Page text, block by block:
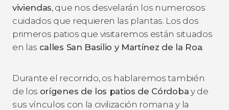
viviendas, que nos desvelarán los numerosos
cuidados que requieren las plantas. Los dos
primeros patios que visitaremos están situados
en las calles San Basilio y Martínez de la Roa.
Durante el recorrido, os hablaremos también
de los orígenes de los patios de Córdoba y de
sus vínculos con la civilización romana y la